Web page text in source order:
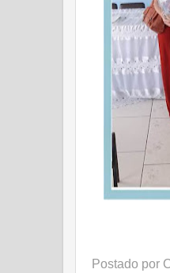
Postado por